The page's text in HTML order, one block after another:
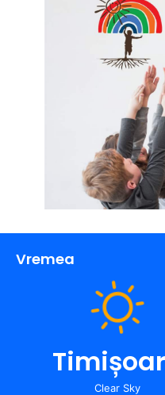
Vremea
Clear Sky